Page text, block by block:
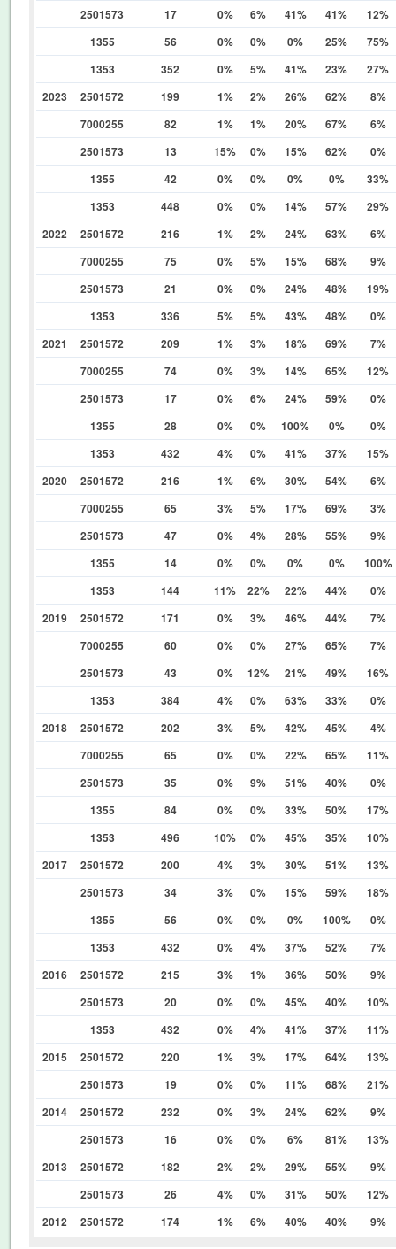
2501573
17 0% 6% 41% 41%
12%
1355
56 0% 0% 0% 25%
75%
1353
352 0% 5% 41% 23%
27%
2023
2501572 199 1% 2% 26% 62%
8%
7000255
82 1% 1% 20% 67%
6%
2501573
13 15% 0% 15% 62%
0%
1355
42 0% 0% 0% 0%
33%
1353
448 0% 0% 14% 57%
29%
2022
2501572 216 1% 2% 24% 63%
6%
7000255
75 0% 5% 15% 68%
9%
2501573
21 0% 0% 24% 48%
19%
1353
336 5% 5% 43% 48%
0%
2021
2501572 209 1% 3% 18% 69%
7%
7000255
74 0% 3% 14% 65%
12%
2501573
17 0% 6% 24% 59%
0%
1355
28 0% 0% 100% 0%
0%
1353
432 4% 0% 41% 37%
15%
2020
2501572 216 1% 6% 30% 54%
6%
7000255
65 3% 5% 17% 69%
3%
2501573
47 0% 4% 28% 55%
9%
1355
14 0% 0% 0% 0%
100%
1353
144 11% 22% 22% 44%
0%
2019
2501572 171 0% 3% 46% 44%
7%
7000255
60 0% 0% 27% 65%
7%
2501573
43 0% 12% 21% 49%
16%
1353
384 4% 0% 63% 33%
0%
2018
2501572 202 3% 5% 42% 45%
4%
7000255
65 0% 0% 22% 65%
11%
2501573
35 0% 9% 51% 40%
0%
1355
84 0% 0% 33% 50%
17%
1353
496 10% 0% 45% 35%
10%
2017
2501572 200 4% 3% 30% 51%
13%
2501573
34 3% 0% 15% 59%
18%
1355
56 0% 0% 0% 100%
0%
1353
432 0% 4% 37% 52%
7%
2016
2501572 215 3% 1% 36% 50%
9%
2501573
20 0% 0% 45% 40%
10%
1353
432 0% 4% 41% 37%
11%
2015
2501572 220 1% 3% 17% 64%
13%
2501573
19 0% 0% 11% 68%
21%
2014
2501572 232 0% 3% 24% 62%
9%
2501573
16 0% 0% 6% 81%
13%
2013
2501572 182 2% 2% 29% 55%
9%
2501573
26 4% 0% 31% 50%
12%
2012
2501572 174 1% 6% 40% 40% 9%